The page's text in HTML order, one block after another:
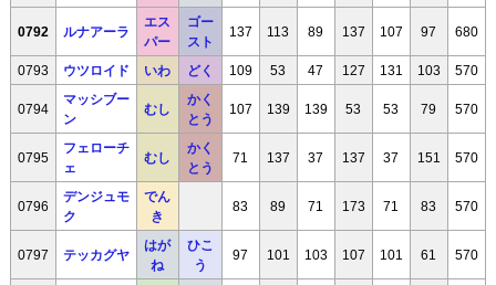
0792 ルナアーラ
エス
パー
ゴー
スト
137 113 89 137 107 97 680
0793 ウツロイド いわ どく 109 53 47 127 131 103 570
0794
マッシブー
ン
むし
かく
とう
107 139 139 53 53 79 570
0795
フェローチ
ェ
むし
かく
とう
71 137 37 137 37 151 570
0796
デンジュモ
ク
でん
き
83 89 71 173 71 83 570
0797 テッカグヤ
はが
ね
ひこ
う
97 101 103 107 101 61 570